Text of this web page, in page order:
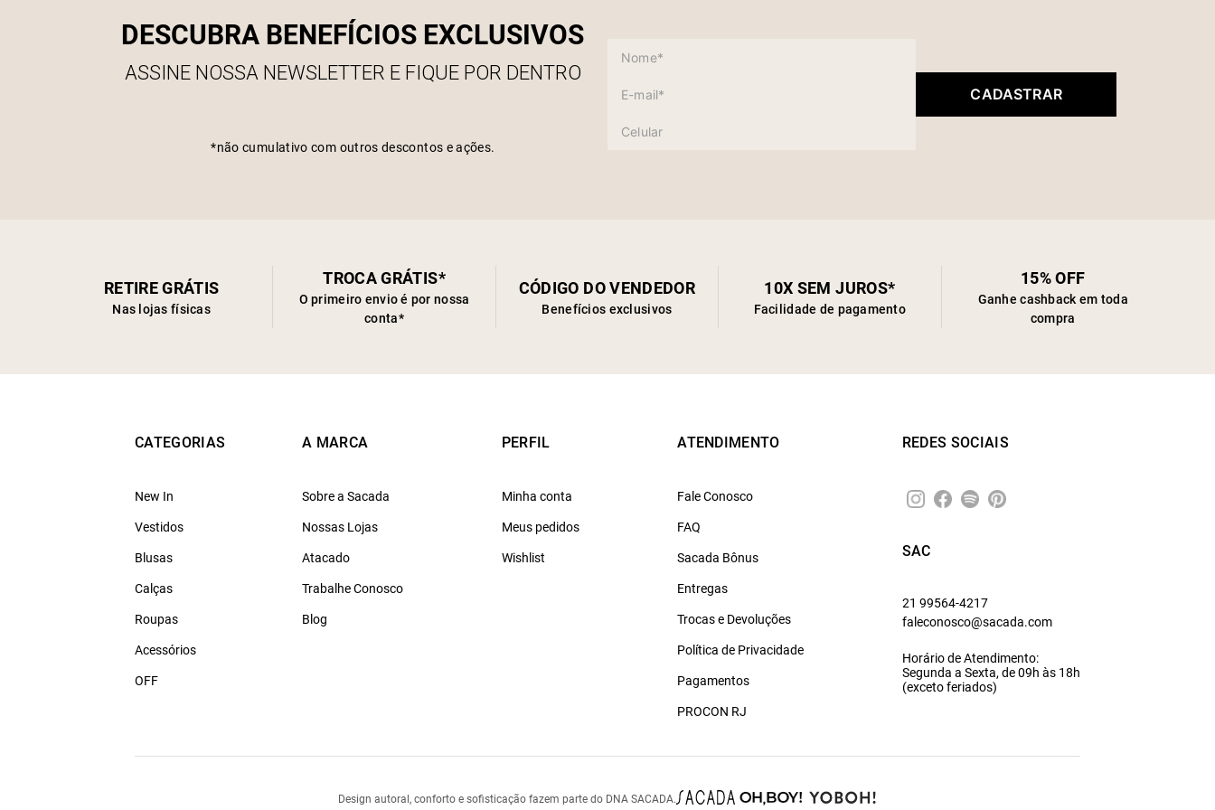
DESCUBRA BENEFÍCIOS EXCLUSIVOS
ASSINE NOSSA NEWSLETTER E FIQUE POR DENTRO
*não cumulativo com outros descontos e ações.
CADASTRAR
RETIRE GRÁTIS
Nas lojas físicas
TROCA GRÁTIS*
O primeiro envio é por nossa
conta*
CÓDIGO DO VENDEDOR
Benefícios exclusivos
10X SEM JUROS*
Facilidade de pagamento
15% OFF
Ganhe cashback em toda
compra
CATEGORIAS
New In
Vestidos
Blusas
Calças
Roupas
Acessórios
OFF
A MARCA
Sobre a Sacada
Nossas Lojas
Atacado
Trabalhe Conosco
Blog
PERFIL
Minha conta
Meus pedidos
Wishlist
ATENDIMENTO
Fale Conosco
FAQ
Sacada Bônus
Entregas
Trocas e Devoluções
Política de Privacidade
Pagamentos
PROCON RJ
REDES SOCIAIS
SAC
21 99564-4217
faleconosco@sacada.com
Horário de Atendimento:
Segunda a Sexta, de 09h às 18h
(exceto feriados)
Design autoral, conforto e sofisticação fazem parte do DNA SACADA.